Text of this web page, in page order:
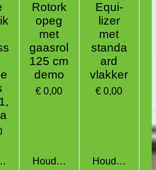
op de hoogte
Rotork
opeg
met
gaasrol
125 cm
demo
€ 0,00
Houd mij op de hoogte
Equi-
lizer
met
standa
ard
vlakker
€ 0,00
Houd mij op